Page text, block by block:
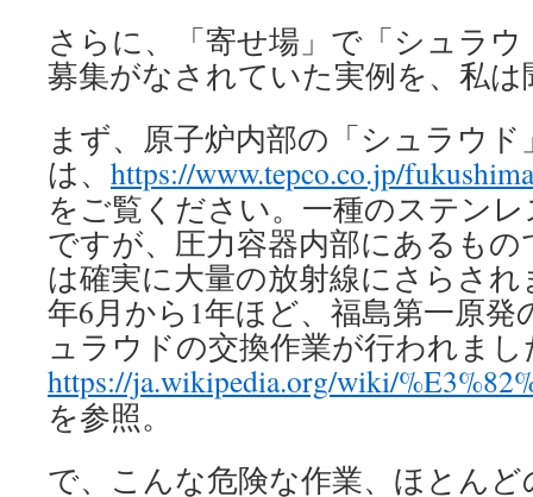
さらに、「寄せ場」で「シュラ
募集がなされていた実例を、私
まず、原子炉内部の「シュラウ
は、 https://www.tepco.co.jp/
をご覧ください。一種のステン
ですが、圧力容器内部にあるも
は確実に大量の放射線にさらされ
年6月から1年ほど、福島第一原発
ュラウドの交換作業が行われま
https://ja.wikipedia.org/wiki/
を参照。
で、こんな危険な作業、ほとん